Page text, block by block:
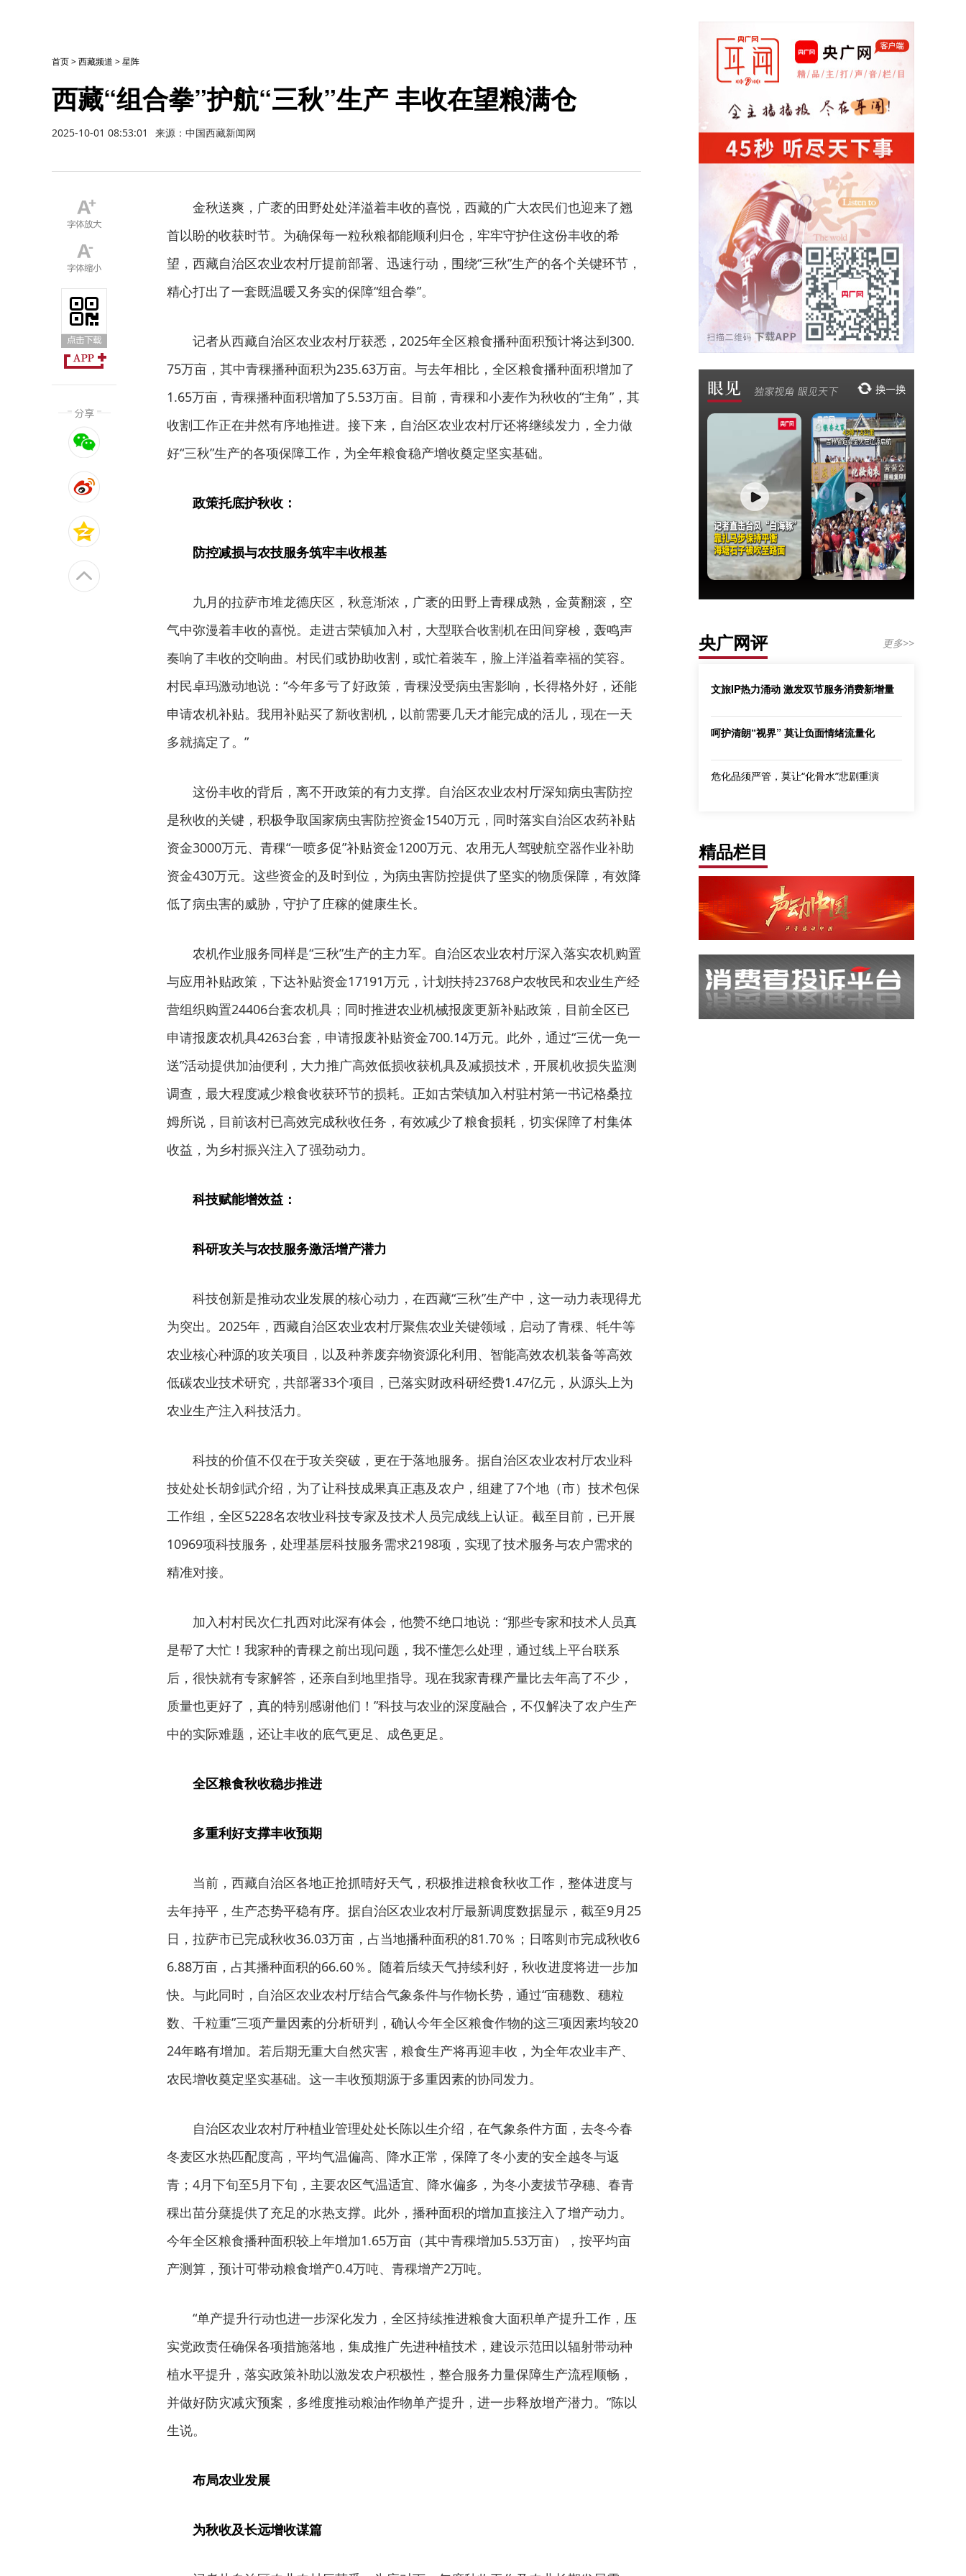
首页>西藏频道 >星阵
西藏“组合拳”护航“三秋”生产 丰收在望粮满仓
2025-10-01 08:53:01 来源：中国西藏新闻网
金秋送爽，广袤的田野处处洋溢着丰收的喜悦，西藏的广大农民们也迎来了翘
首以盼的收获时节。为确保每一粒秋粮都能顺利归仓，牢牢守护住这份丰收的希
望，西藏自治区农业农村厅提前部署、迅速行动，围绕“三秋”生产的各个关键环节，
精心打出了一套既温暖又务实的保障“组合拳”。
记者从西藏自治区农业农村厅获悉，2025年全区粮食播种面积预计将达到300.
75万亩，其中青稞播种面积为235.63万亩。与去年相比，全区粮食播种面积增加了
1.65万亩，青稞播种面积增加了5.53万亩。目前，青稞和小麦作为秋收的“主角”，其
收割工作正在井然有序地推进。接下来，自治区农业农村厅还将继续发力，全力做
好“三秋”生产的各项保障工作，为全年粮食稳产增收奠定坚实基础。
政策托底护秋收：
防控减损与农技服务筑牢丰收根基
九月的拉萨市堆龙德庆区，秋意渐浓，广袤的田野上青稞成熟，金黄翻滚，空
气中弥漫着丰收的喜悦。走进古荣镇加入村，大型联合收割机在田间穿梭，轰鸣声
奏响了丰收的交响曲。村民们或协助收割，或忙着装车，脸上洋溢着幸福的笑容。
村民卓玛激动地说：“今年多亏了好政策，青稞没受病虫害影响，长得格外好，还能
申请农机补贴。我用补贴买了新收割机，以前需要几天才能完成的活儿，现在一天
多就搞定了。”
这份丰收的背后，离不开政策的有力支撑。自治区农业农村厅深知病虫害防控
是秋收的关键，积极争取国家病虫害防控资金1540万元，同时落实自治区农药补贴
资金3000万元、青稞“一喷多促”补贴资金1200万元、农用无人驾驶航空器作业补助
资金430万元。这些资金的及时到位，为病虫害防控提供了坚实的物质保障，有效降
低了病虫害的威胁，守护了庄稼的健康生长。
农机作业服务同样是“三秋”生产的主力军。自治区农业农村厅深入落实农机购置
与应用补贴政策，下达补贴资金17191万元，计划扶持23768户农牧民和农业生产经
营组织购置24406台套农机具；同时推进农业机械报废更新补贴政策，目前全区已
申请报废农机具4263台套，申请报废补贴资金700.14万元。此外，通过“三优一免一
送”活动提供加油便利，大力推广高效低损收获机具及减损技术，开展机收损失监测
调查，最大程度减少粮食收获环节的损耗。正如古荣镇加入村驻村第一书记格桑拉
姆所说，目前该村已高效完成秋收任务，有效减少了粮食损耗，切实保障了村集体
收益，为乡村振兴注入了强劲动力。
科技赋能增效益：
科研攻关与农技服务激活增产潜力
科技创新是推动农业发展的核心动力，在西藏“三秋”生产中，这一动力表现得尤
为突出。2025年，西藏自治区农业农村厅聚焦农业关键领域，启动了青稞、牦牛等
农业核心种源的攻关项目，以及种养废弃物资源化利用、智能高效农机装备等高效
低碳农业技术研究，共部署33个项目，已落实财政科研经费1.47亿元，从源头上为
农业生产注入科技活力。
科技的价值不仅在于攻关突破，更在于落地服务。据自治区农业农村厅农业科
技处处长胡剑武介绍，为了让科技成果真正惠及农户，组建了7个地（市）技术包保
工作组，全区5228名农牧业科技专家及技术人员完成线上认证。截至目前，已开展
10969项科技服务，处理基层科技服务需求2198项，实现了技术服务与农户需求的
精准对接。
加入村村民次仁扎西对此深有体会，他赞不绝口地说：“那些专家和技术人员真
是帮了大忙！我家种的青稞之前出现问题，我不懂怎么处理，通过线上平台联系
后，很快就有专家解答，还亲自到地里指导。现在我家青稞产量比去年高了不少，
质量也更好了，真的特别感谢他们！”科技与农业的深度融合，不仅解决了农户生产
中的实际难题，还让丰收的底气更足、成色更足。
全区粮食秋收稳步推进
多重利好支撑丰收预期
当前，西藏自治区各地正抢抓晴好天气，积极推进粮食秋收工作，整体进度与
去年持平，生产态势平稳有序。据自治区农业农村厅最新调度数据显示，截至9月25
日，拉萨市已完成秋收36.03万亩，占当地播种面积的81.70％；日喀则市完成秋收6
6.88万亩，占其播种面积的66.60％。随着后续天气持续利好，秋收进度将进一步加
快。与此同时，自治区农业农村厅结合气象条件与作物长势，通过“亩穗数、穗粒
数、千粒重”三项产量因素的分析研判，确认今年全区粮食作物的这三项因素均较20
24年略有增加。若后期无重大自然灾害，粮食生产将再迎丰收，为全年农业丰产、
农民增收奠定坚实基础。这一丰收预期源于多重因素的协同发力。
自治区农业农村厅种植业管理处处长陈以生介绍，在气象条件方面，去冬今春
冬麦区水热匹配度高，平均气温偏高、降水正常，保障了冬小麦的安全越冬与返
青；4月下旬至5月下旬，主要农区气温适宜、降水偏多，为冬小麦拔节孕穗、春青
稞出苗分蘖提供了充足的水热支撑。此外，播种面积的增加直接注入了增产动力。
今年全区粮食播种面积较上年增加1.65万亩（其中青稞增加5.53万亩），按平均亩
产测算，预计可带动粮食增产0.4万吨、青稞增产2万吨。
“单产提升行动也进一步深化发力，全区持续推进粮食大面积单产提升工作，压
实党政责任确保各项措施落地，集成推广先进种植技术，建设示范田以辐射带动种
植水平提升，落实政策补助以激发农户积极性，整合服务力量保障生产流程顺畅，
并做好防灾减灾预案，多维度推动粮油作物单产提升，进一步释放增产潜力。”陈以
生说。
布局农业发展
为秋收及长远增收谋篇
央广网评 更多>>
文旅IP热力涌动 激发双节服务消费新增量
呵护清朗“视界” 莫让负面情绪流量化
危化品须严管，莫让“化骨水”悲剧重演
精品栏目